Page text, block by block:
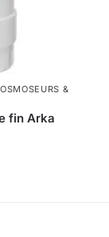
OSMOSEURS &
fin Arka